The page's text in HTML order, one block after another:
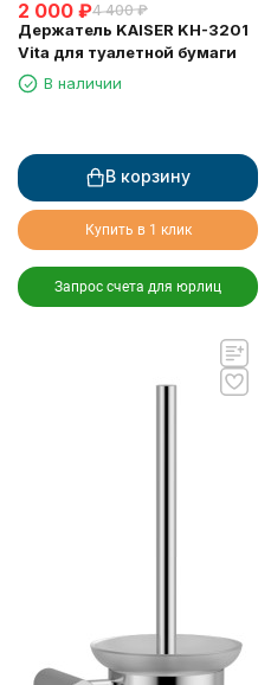
2 000 ₽4 400 ₽
Держатель KAISER KH-3201
Vita для туалетной бумаги
В наличии
В корзину
Купить в 1 клик
Запрос счета для юрлиц